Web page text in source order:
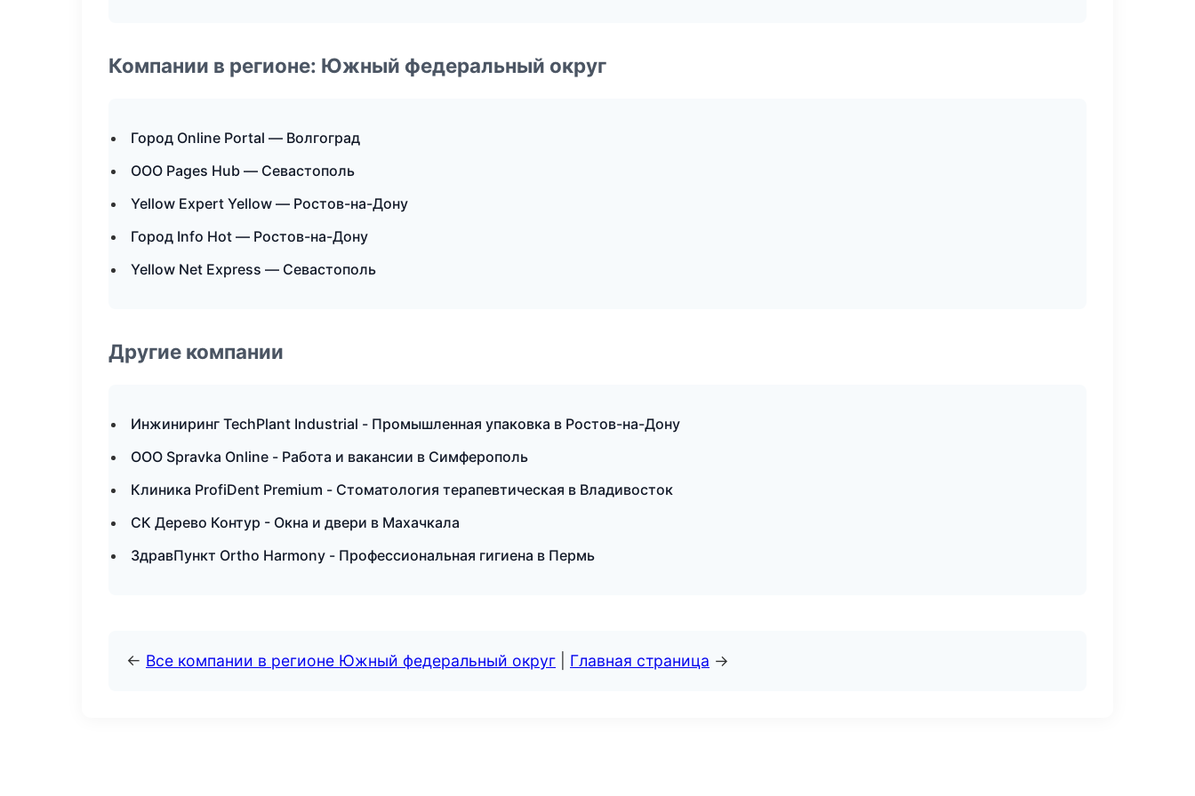
Компании в регионе: Южный федеральный округ
Город Online Portal — Волгоград
ООО Pages Hub — Севастополь
Yellow Expert Yellow — Ростов-на-Дону
Город Info Hot — Ростов-на-Дону
Yellow Net Express — Севастополь
Другие компании
Инжиниринг TechPlant Industrial - Промышленная упаковка в Ростов-на-Дону
ООО Spravka Online - Работа и вакансии в Симферополь
Клиника ProfiDent Premium - Стоматология терапевтическая в Владивосток
СК Дерево Контур - Окна и двери в Махачкала
ЗдравПункт Ortho Harmony - Профессиональная гигиена в Пермь
← Все компании в регионе Южный федеральный округ Главная страница →